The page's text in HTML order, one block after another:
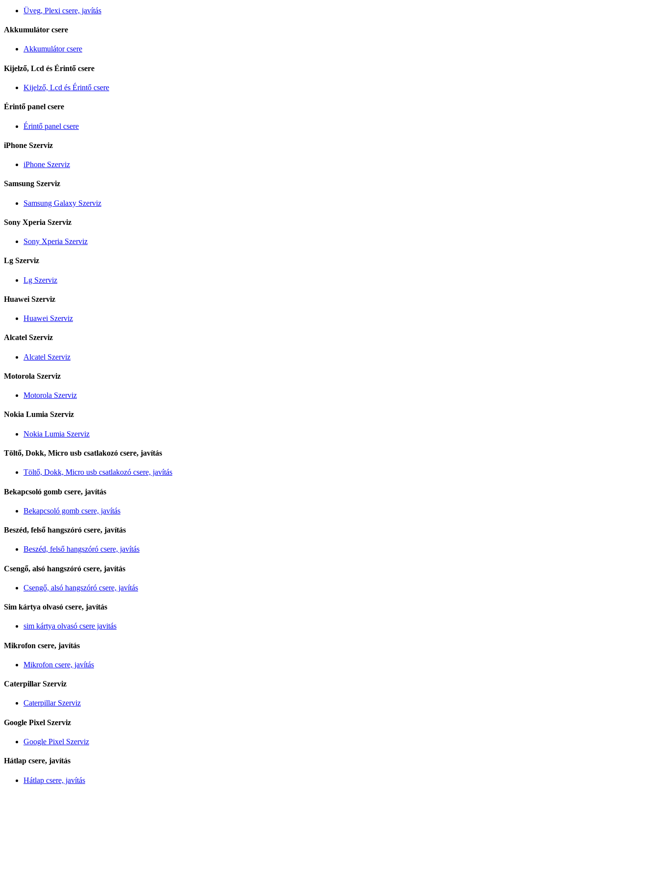
Üveg, Plexi csere, javítás
Akkumulátor csere
Akkumulátor csere
Kijelző, Lcd és Érintő csere
Kijelző, Lcd és Érintő csere
Érintő panel csere
Érintő panel csere
iPhone Szerviz
iPhone Szerviz
Samsung Szerviz
Samsung Galaxy Szerviz
Sony Xperia Szerviz
Sony Xperia Szerviz
Lg Szerviz
Lg Szerviz
Huawei Szerviz
Huawei Szerviz
Alcatel Szerviz
Alcatel Szerviz
Motorola Szerviz
Motorola Szerviz
Nokia Lumia Szerviz
Nokia Lumia Szerviz
Töltő, Dokk, Micro usb csatlakozó csere, javítás
Töltő, Dokk, Micro usb csatlakozó csere, javítás
Bekapcsoló gomb csere, javítás
Bekapcsoló gomb csere, javítás
Beszéd, felső hangszóró csere, javítás
Beszéd, felső hangszóró csere, javítás
Csengő, alsó hangszóró csere, javítás
Csengő, alsó hangszóró csere, javítás
Sim kártya olvasó csere, javítás
sim kártya olvasó csere javitás
Mikrofon csere, javítás
Mikrofon csere, javítás
Caterpillar Szerviz
Caterpillar Szerviz
Google Pixel Szerviz
Google Pixel Szerviz
Hátlap csere, javítás
Hátlap csere, javítás